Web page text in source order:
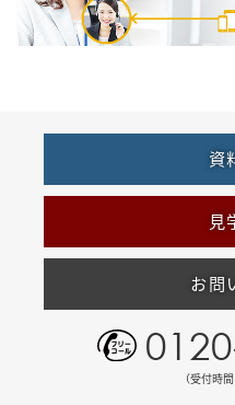
資
見
お問
（受付時